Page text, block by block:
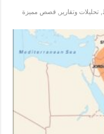
تحليلات وتقارير
قصص مميزة